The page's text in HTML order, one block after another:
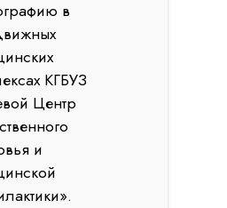
в
КГБУЗ
Центр
и